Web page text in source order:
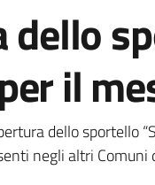
il
dello sportello
negli altri Comuni